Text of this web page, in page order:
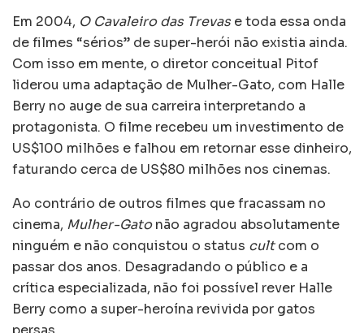
Em 2004, O Cavaleiro das Trevas e toda essa onda
de filmes “sérios” de super-herói não existia ainda.
Com isso em mente, o diretor conceitual Pitof
liderou uma adaptação de Mulher-Gato, com Halle
Berry no auge de sua carreira interpretando a
protagonista. O filme recebeu um investimento de
US$100 milhões e falhou em retornar esse dinheiro,
faturando cerca de US$80 milhões nos cinemas.
Ao contrário de outros filmes que fracassam no
cinema, Mulher-Gatonão agradou absolutamente
ninguém e não conquistou o status cultcom o
passar dos anos. Desagradando o público e a
crítica especializada, não foi possível rever Halle
Berry como a super-heroína revivida por gatos